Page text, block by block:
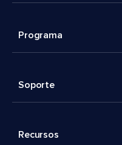
Programa
Soporte
Recursos